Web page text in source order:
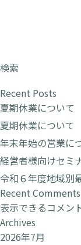
検索
Recent Posts
夏期休業について
夏期休業について
年末年始の営業に
経営者様向けセミ
令和６年度地域別
Recent Comments
表示できるコメン
Archives
2026年7月